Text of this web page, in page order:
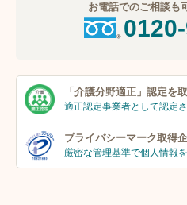
お電話でのご相談も
「介護分野適正」 認定を
適正認定事業者として認定
プライバシーマーク取得
厳密な管理基準で個人情報